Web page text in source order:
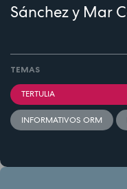
Sánchez y Mar
TEMAS
TERTULIA
INFORMATIVOS ORM